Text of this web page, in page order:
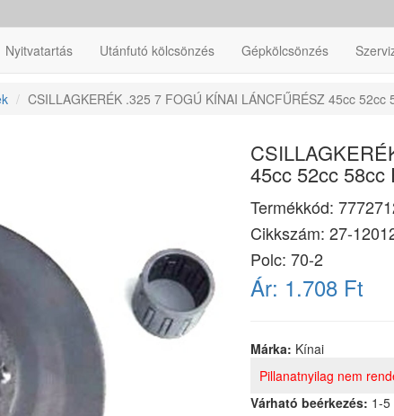
Nyitvatartás Utánfutó kölcsönzés Gépkölcsönzés
CSILLAGKERÉK .325 7 FOGÚ KÍNAI LÁNCFŰRÉSZ 45cc 52cc
45cc 52cc 58cc
Termékkód:
Cikkszám: 27-
Polc: 70-2
Ár: 1.708 Ft
Márka: Kínai
Pillanatnyilag nem
Várható beérkezés: 1-